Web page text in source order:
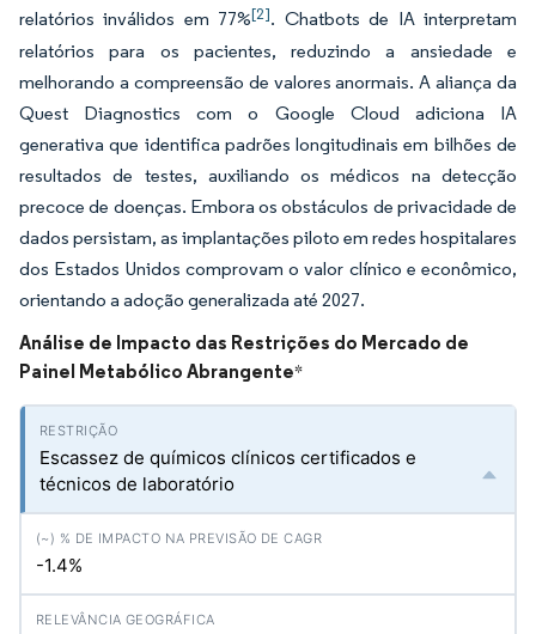
relatórios inválidos em 77%[2]. Chatbots de IA interpretam
relatórios para os pacientes, reduzindo a ansiedade e
melhorando a compreensão de valores anormais. A aliança da
Quest Diagnostics com o Google Cloud adiciona IA
generativa que identifica padrões longitudinais em bilhões de
resultados de testes, auxiliando os médicos na detecção
precoce de doenças. Embora os obstáculos de privacidade de
dados persistam, as implantações piloto em redes hospitalares
dos Estados Unidos comprovam o valor clínico e econômico,
orientando a adoção generalizada até 2027.
Análise de Impacto das Restrições do Mercado de
Painel Metabólico Abrangente*
Escassez de químicos clínicos certificados e
técnicos de laboratório
-1.4%